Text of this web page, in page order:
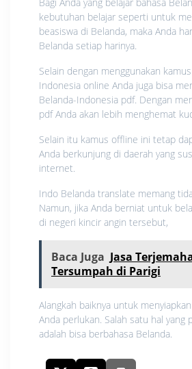
Bagi Anda yang belajar bahasa
kebutuhan belajar seperti untuk
beasiswa di Belanda, maka Anda
Belanda setiap harinya.
Selain dengan menggunakan
Indonesia online Anda juga bisa
Belanda-Indonesia pdf. Dengan
pdf Anda akan lebih menghemat
Selain itu kamus offline ini tetap
Anda berkunjung di daerah yang
internet.
Indo Belanda translate memang
Namun, jika Anda berniat untuk
di negeri kincir angin tersebut,
Baca Juga Jasa
Tersumpah di Parigi
Alangkah baiknya untuk
Anda perlukan. Salah satu hal yang
adalah bisa berbahasa Belanda.